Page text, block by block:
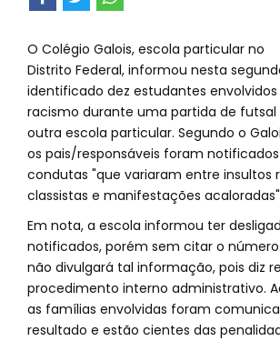
O Colégio Galois, escola particular no
Distrito Federal, informou nesta
identificado dez estudantes
racismo durante uma partida de futsal
outra escola particular. Segundo o
os pais/responsáveis foram
condutas "que variaram entre insultos
classistas e manifestações
Em nota, a escola informou ter
notificados, porém sem citar o
não divulgará tal informação, pois diz
procedimento interno administrativo.
as famílias envolvidas foram
resultado e estão cientes das